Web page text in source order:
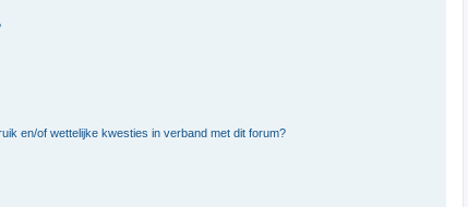
en/of wettelijke kwesties in verband met dit forum?